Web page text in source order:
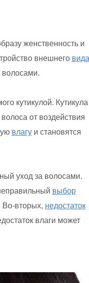
женственность и
внешнего вида
волосами.
кутикулой.
от воздействия
влагуи становятся
уход за волосами.
выбор
Во-вторых, недостаток
влаги может